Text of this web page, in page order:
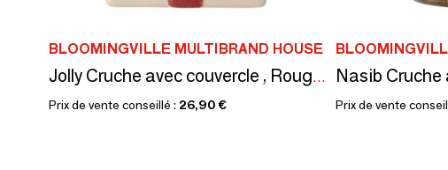
BLOOMINGVILLE MULTIBRAND HOUSE
Jolly Cruche avec couvercle , Rouge, Grès
Prix de vente conseillé : 26,90 € Prix de vente